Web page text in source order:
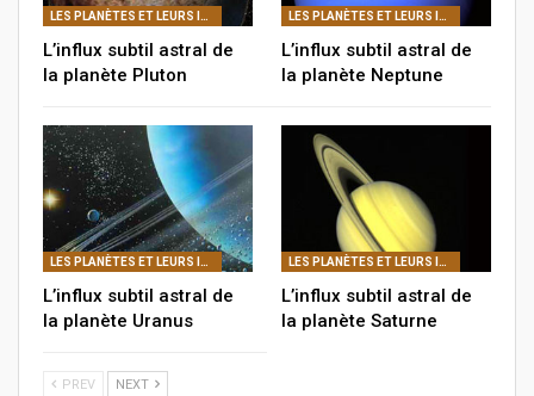
LES PLANÈTES ET LEURS INFLUX SUBTILS ASTRAUX
L’influx subtil astral de
la planète Pluton
LES PLANÈTES ET LEURS INFLUX SUBTILS ASTRAUX
L’influx subtil astral de
la planète Neptune
LES PLANÈTES ET LEURS INFLUX SUBTILS ASTRAUX
L’influx subtil astral de
la planète Uranus
LES PLANÈTES ET LEURS INFLUX SUBTILS ASTRAUX
L’influx subtil astral de
la planète Saturne
PREV NEXT